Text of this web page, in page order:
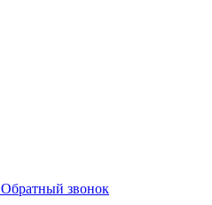
Обратный звонок